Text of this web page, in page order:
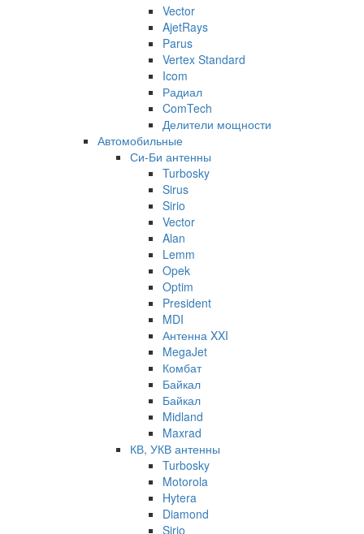
Vector
AjetRays
Parus
Vertex Standard
Icom
Радиал
ComTech
Делители мощности
Автомобильные
Си-Би антенны
Turbosky
Sirus
Sirio
Vector
Alan
Lemm
Opek
Optim
President
MDI
Антенна XXI
MegaJet
Комбат
Байкал
Байкал
Midland
Maxrad
КВ, УКВ антенны
Turbosky
Motorola
Hytera
Diamond
Sirio